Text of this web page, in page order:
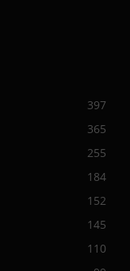
397
365
255
184
152
145
110